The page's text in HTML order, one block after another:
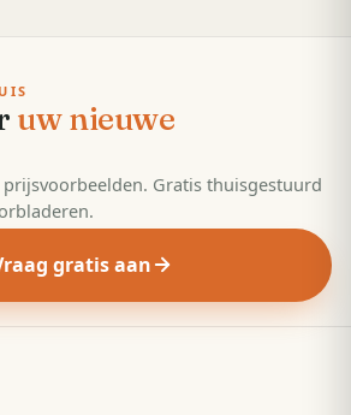
uw nieuwe
Gratis thuisgestuurd
gratis aan